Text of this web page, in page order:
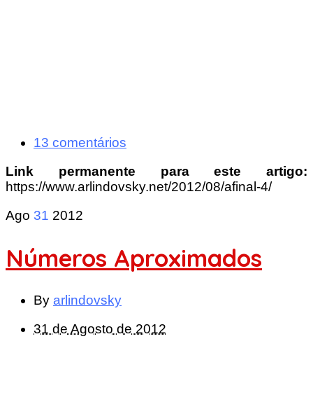
13 comentários
Link permanente para este artigo:
https://www.arlindovsky.net/2012/08/afinal-4/
Ago 31 2012
Números Aproximados
By arlindovsky
31 de Agosto de 2012